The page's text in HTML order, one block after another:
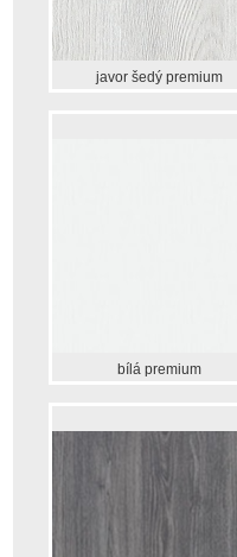
javor šedý premium
bílá premium